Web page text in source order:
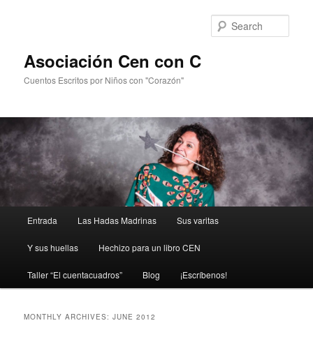
Asociación Cen con C
Cuentos Escritos por Niños con "Corazón"
Skip
to
primary
content
Skip
to
secondary
content
Entrada Las Hadas Madrinas Sus varitas
Y sus huellas Hechizo para un libro CEN
Taller “El cuentacuadros” Blog ¡Escríbenos!
MONTHLY ARCHIVES:JUNE 2012